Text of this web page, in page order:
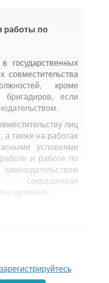
работы по
государственных
совместительства
кроме
если
лиц
также на работах
условиями
и работе по
времени.
зарегистрируйтесь